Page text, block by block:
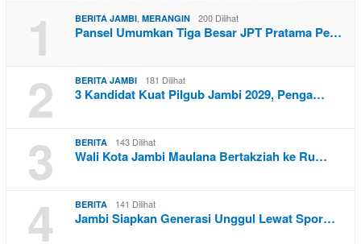
1 BERITA JAMBI MERANGIN 200 Dilihat
Pansel Umumkan Tiga Besar JPT Pratama Pe…
2 BERITA JAMBI 181 Dilihat
3 Kandidat Kuat Pilgub Jambi 2029, Penga…
3 BERITA 143 Dilihat
Wali Kota Jambi Maulana Bertakziah ke Ru…
4 BERITA 141 Dilihat
Jambi Siapkan Generasi Unggul Lewat Spor…